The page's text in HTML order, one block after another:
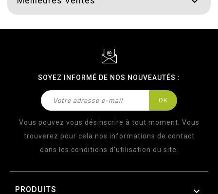
SOYEZ INFORMÉ DE NOS NOUVEAUTÉS :
Vous pouvez vous désinscrire à tout moment. Vous
trouverez pour cela nos informations de contact
dans les conditions d'utilisation du site.
PRODUITS 